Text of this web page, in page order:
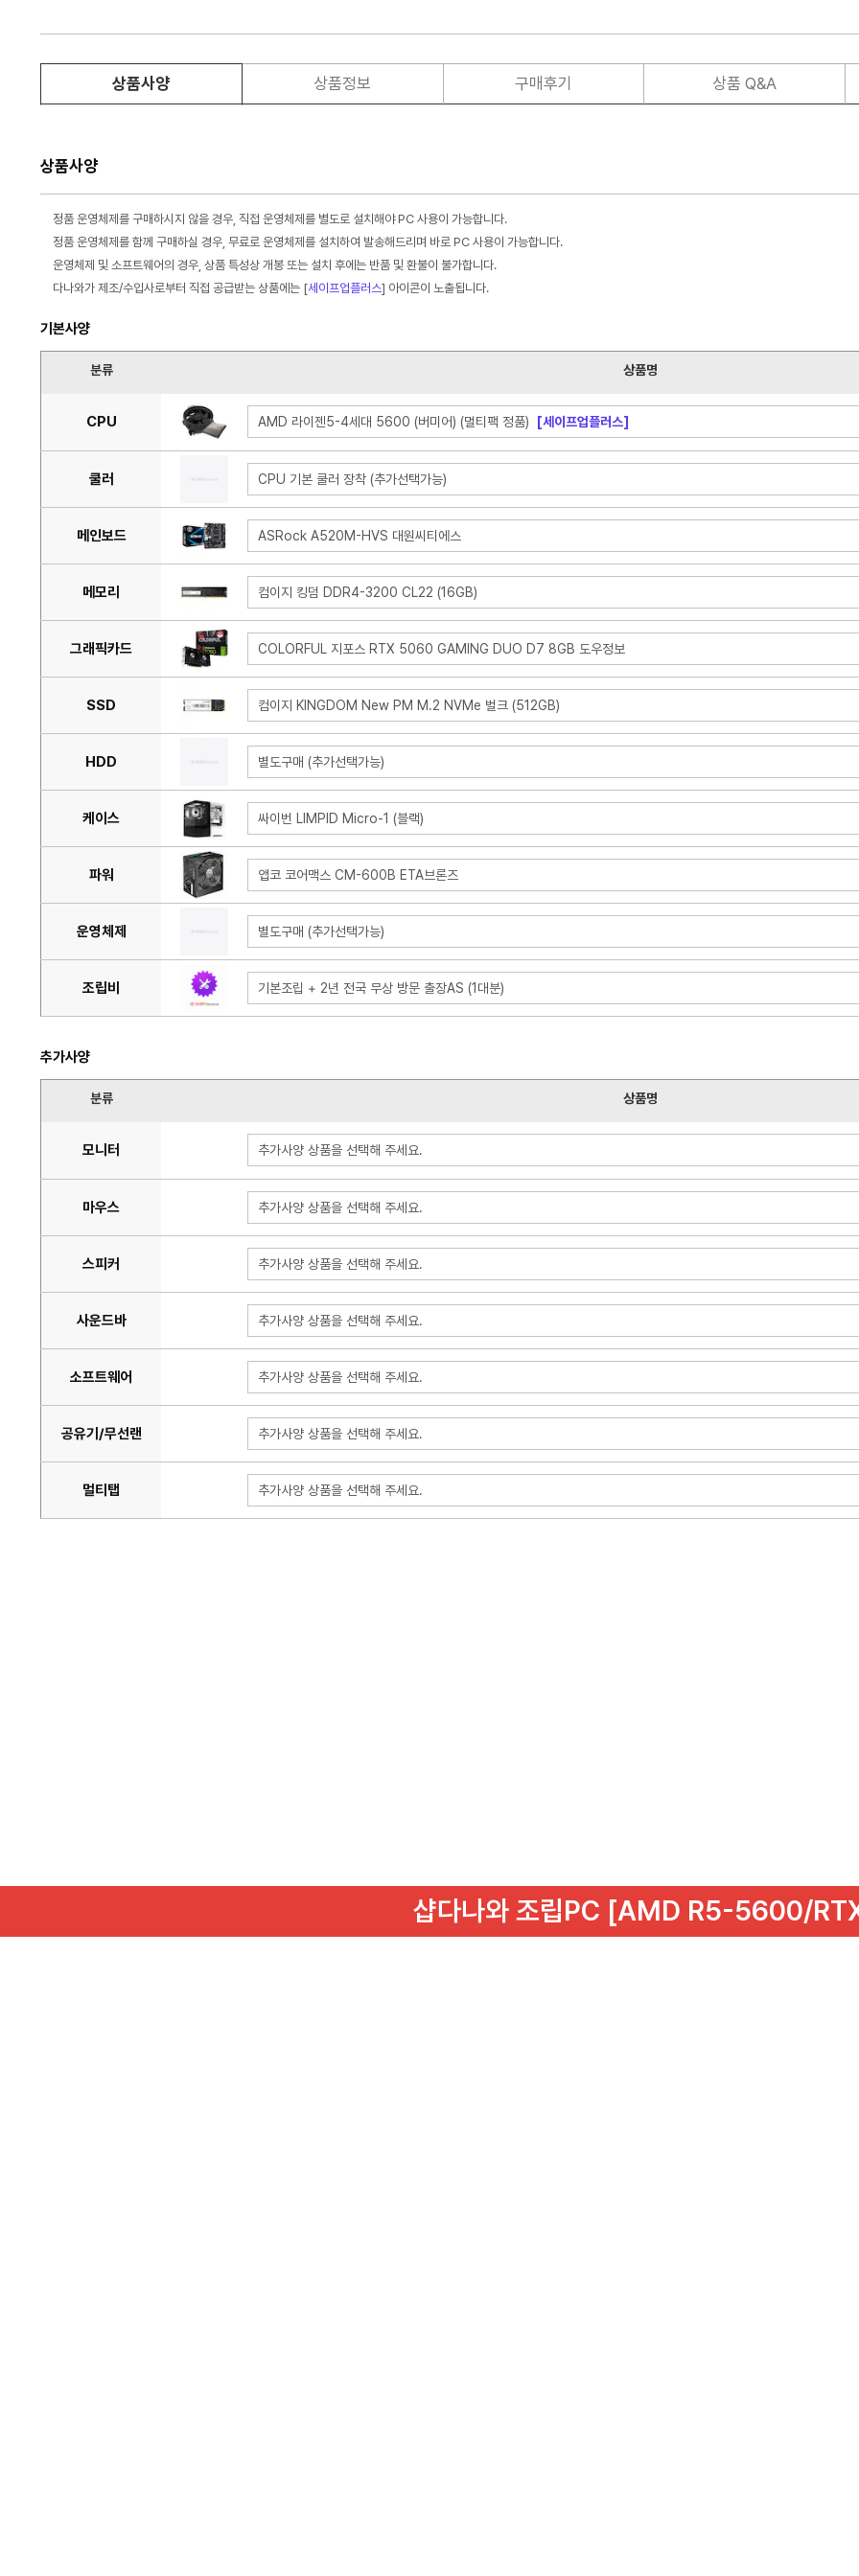
상품사양 상품정보 구매후기 상품 Q&A
상품사양
정품 운영체제를 구매하시지 않을 경우, 직접 운영체제를 별도로 설치해야 PC 사용이 가능합니다.
정품 운영체제를 함께 구매하실 경우, 무료로 운영체제를 설치하여 발송해드리며 바로 PC 사용이 가능합니다.
운영체제 및 소프트웨어의 경우, 상품 특성상 개봉 또는 설치 후에는 반품 및 환불이 불가합니다.
다나와가 제조/수입사로부터 직접 공급받는 상품에는 [세이프업플러스] 아이콘이 노출됩니다.
기본사양
분류 상품명
CPU AMD 라이젠5-4세대 5600 (버미어) (멀티팩 정품) [세이프업플러스]
쿨러 CPU 기본 쿨러 장착 (추가선택가능)
메인보드 ASRock A520M-HVS 대원씨티에스
메모리 컴이지 킹덤 DDR4-3200 CL22 (16GB)
그래픽카드 COLORFUL 지포스 RTX 5060 GAMING DUO D7 8GB 도우정보
SSD 컴이지 KINGDOM New PM M.2 NVMe 벌크 (512GB)
HDD 별도구매 (추가선택가능)
케이스 싸이번 LIMPID Micro-1 (블랙)
파워 앱코 코어맥스 CM-600B ETA브론즈
운영체제 별도구매 (추가선택가능)
조립비 기본조립 + 2년 전국 무상 방문 출장AS (1대분)
추가사양
분류 상품명
모니터 추가사양 상품을 선택해 주세요.
마우스 추가사양 상품을 선택해 주세요.
스피커 추가사양 상품을 선택해 주세요.
사운드바 추가사양 상품을 선택해 주세요.
소프트웨어 추가사양 상품을 선택해 주세요.
공유기/무선랜 추가사양 상품을 선택해 주세요.
멀티탭 추가사양 상품을 선택해 주세요.
샵다나와 조립PC [AMD R5-5600/